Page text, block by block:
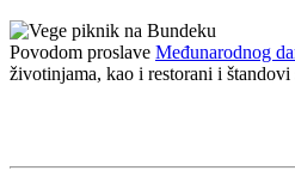
Povodom proslave Međunarodnog
životinjama, kao i restorani i